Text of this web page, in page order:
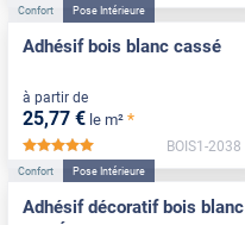
Confort Pose Intérieure
Adhésif bois blanc cassé
à partir de
25,77 € le m² *
*****
BOIS1-2038
Confort Pose Intérieure
Adhésif décoratif bois blanc